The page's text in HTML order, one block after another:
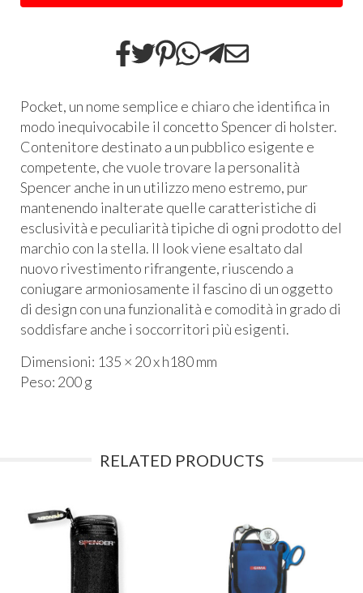
Pocket, un nome semplice e chiaro che identifica in
modo inequivocabile il concetto Spencer di holster.
Contenitore destinato a un pubblico esigente e
competente, che vuole trovare la personalità
Spencer anche in un utilizzo meno estremo, pur
mantenendo inalterate quelle caratteristiche di
esclusività e peculiarità tipiche di ogni prodotto del
marchio con la stella. Il look viene esaltato dal
nuovo rivestimento rifrangente, riuscendo a
coniugare armoniosamente il fascino di un oggetto
di design con una funzionalità e comodità in grado di
soddisfare anche i soccorritori più esigenti.
Dimensioni: 135 × 20 x h180 mm
Peso: 200 g
RELATED PRODUCTS